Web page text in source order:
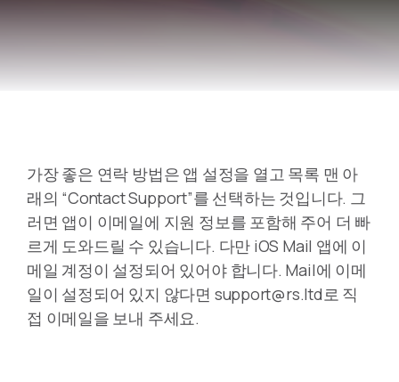
가장 좋은 연락 방법은 앱 설정을 열고 목록 맨 아
래의 “Contact Support”를 선택하는 것입니다. 그
러면 앱이 이메일에 지원 정보를 포함해 주어 더 빠
르게 도와드릴 수 있습니다. 다만 iOS Mail 앱에 이
메일 계정이 설정되어 있어야 합니다. Mail에 이메
일이 설정되어 있지 않다면 support@rs.ltd로 직
접 이메일을 보내 주세요.